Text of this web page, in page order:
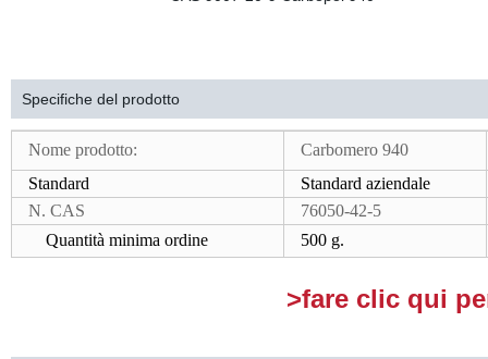
Specifiche del prodotto
Nome prodotto:
Carbomero 940
Standard
Standard aziendale
N. CAS
76050-42-5
Quantità minima ordine
500 g.
>fare clic qui